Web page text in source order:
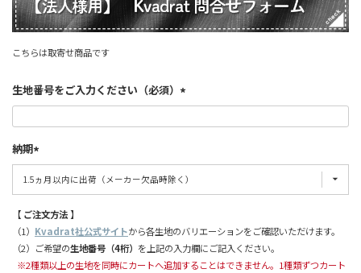
こちらは取寄せ商品です
生地番号をご入力ください（必須）
納期
【 ご注文方法 】
（1） Kvadrat社公式サイトから各生地のバリエーションをご確認いただけます。
（2）ご希望の生地番号（4桁） を上記の入力欄にご記入ください。
※2種類以上の生地を同時にカートへ追加することはできません。1種類ずつカート